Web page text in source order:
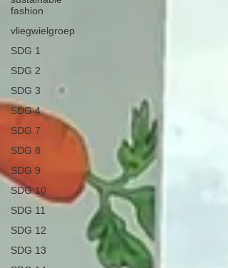
fashion
vliegwielgroep
SDG 1
SDG 2
SDG 3
SDG 4
SDG 7
SDG 8
SDG 9
SDG 10
SDG 11
SDG 12
SDG 13